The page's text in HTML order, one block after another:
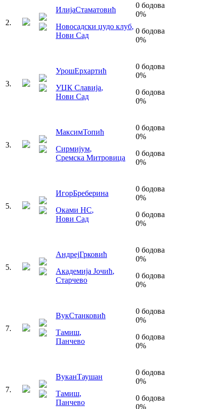
2.
ИлијаСтаматовић
Новосадски џудо клуб,
Нови Сад
0 бодова
0%
0 бодова
0%
3.
УрошЕрхартић
УЏК Славија,
Нови Сад
0 бодова
0%
0 бодова
0%
3.
МаксимТопић
Сирмијум,
Сремска Митровица
0 бодова
0%
0 бодова
0%
5.
ИгорБреберина
Оками НС,
Нови Сад
0 бодова
0%
0 бодова
0%
5.
АндрејГрковић
Академија Јочић,
Старчево
0 бодова
0%
0 бодова
0%
7.
ВукСтанковић
Тамиш,
Панчево
0 бодова
0%
0 бодова
0%
7.
ВуканТаушан
Тамиш,
Панчево
0 бодова
0%
0 бодова
0%